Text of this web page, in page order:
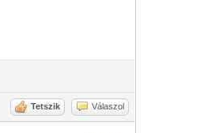
Tetszik Válaszol